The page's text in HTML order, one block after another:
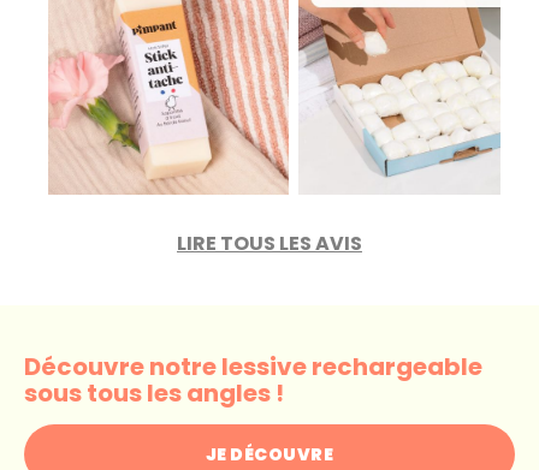
LIRE TOUS LES AVIS
Découvre notre lessive rechargeable
sous tous les angles !
JE DÉCOUVRE